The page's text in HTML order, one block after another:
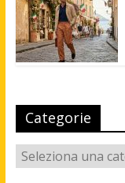
Categorie
Categorie